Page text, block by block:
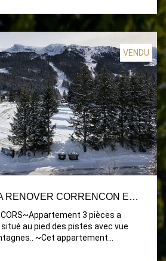
VENDU
APPARTEMENT A RENOVER CORRENCON EN VERCORS - 3 PIÈCE(S) - 48 M2
3 pièces a
au pied des pistes avec vue
~Cet appartement